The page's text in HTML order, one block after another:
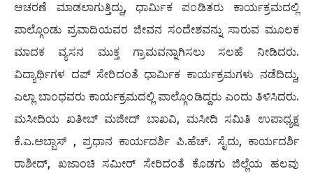
ಆಚರಣೆ ಮಾಡಲಾಗುತ್ತಿದ್ದು, ಧಾರ್ಮಿಕ ಪಂಡಿತರು ಕಾರ್ಯಕ್ರಮದಲ್ಲಿ
ಪಾಲ್ಗೊಂಡು ಪ್ರವಾದಿಯವರ ಜೀವನ ಸಂದೇಶವನ್ನು ಸಾರುವ ಮೂಲಕ
ಮಾದಕ ವ್ಯಸನ ಮುಕ್ತ ಗ್ರಾಮವನ್ನಾಗಿಸಲು ಸಲಹೆ ನೀಡಿದರು.
ವಿದ್ಯಾರ್ಥಿಗಳ ದಪ್ ಸೇರಿದಂತೆ ಧಾರ್ಮಿಕ ಕಾರ್ಯಕ್ರಮಗಳು ನಡೆದಿದ್ದು,
ಎಲ್ಲಾ ಬಾಂಧವರು ಕಾರ್ಯಕ್ರಮದಲ್ಲಿ ಪಾಲ್ಗೊಂಡಿದ್ದರು ಎಂದು ತಿಳಿಸಿದರು.
ಮಸೀದಿಯ ಖತೀಬ್ ಮಜೀದ್ ಬಾಖವಿ, ಮಸೀದಿ ಸಮಿತಿ ಉಪಾಧ್ಯಕ್ಷ
ಕೆ.ಎ.ಅಬ್ಬಾಸ್ , ಪ್ರಧಾನ ಕಾರ್ಯದರ್ಶಿ ಪಿ.ಹೆಚ್. ಸೈದು, ಕಾರ್ಯದರ್ಶಿ
ರಾಶೀದ್, ಖಜಾಂಚಿ ಸಮೀರ್ ಸೇರಿದಂತೆ ಕೊಡಗು ಜಿಲ್ಲೆಯ ಹಲವು